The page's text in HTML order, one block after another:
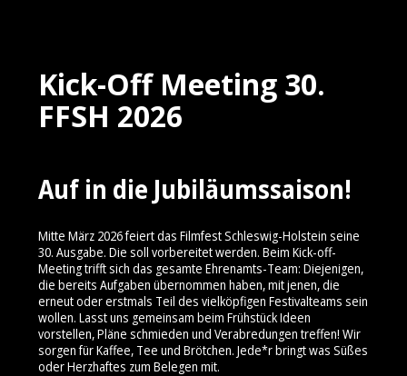
Kick-Off Meeting 30.
FFSH 2026
Auf in die Jubiläumssaison!
Mitte März 2026 feiert das Filmfest Schleswig-Holstein seine
30. Ausgabe. Die soll vorbereitet werden. Beim Kick-off-
Meeting trifft sich das gesamte Ehrenamts-Team: Diejenigen,
die bereits Aufgaben übernommen haben, mit jenen, die
erneut oder erstmals Teil des vielköpfigen Festivalteams sein
wollen. Lasst uns gemeinsam beim Frühstück Ideen
vorstellen, Pläne schmieden und Verabredungen treffen! Wir
sorgen für Kaffee, Tee und Brötchen. Jede*r bringt was Süßes
oder Herzhaftes zum Belegen mit.